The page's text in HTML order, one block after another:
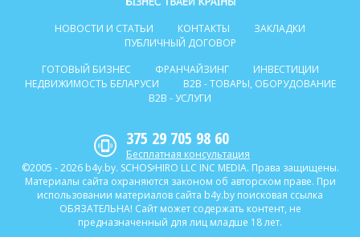
НОВОСТИ И СТАТЬИ КОНТАКТЫ
ЗАКЛАДКИ
ПУБЛИЧНЫЙ ДОГОВОР
ГОТОВЫЙ БИЗНЕС
ФРАНЧАЙЗИНГ
ИНВЕСТИЦИИ
НЕДВИЖИМОСТЬ БЕЛАРУСИ
B2B - ТОВАРЫ, ОБОРУДОВАНИЕ
B2B - УСЛУГИ
375 29 705 98 60
Бесплатная консультация
©2005 - 2026 b4y.by. SCHOSᶳHIRO LLC INC MEDIA. Права защищены.
Материалы сайта охраняются законом об авторском праве. При
использовании материалов сайта b4y.by поисковая ссылка
ОБЯЗАТЕЛЬНА! Сайт может содержать контент, не
предназначенный для лиц младше 18 лет.